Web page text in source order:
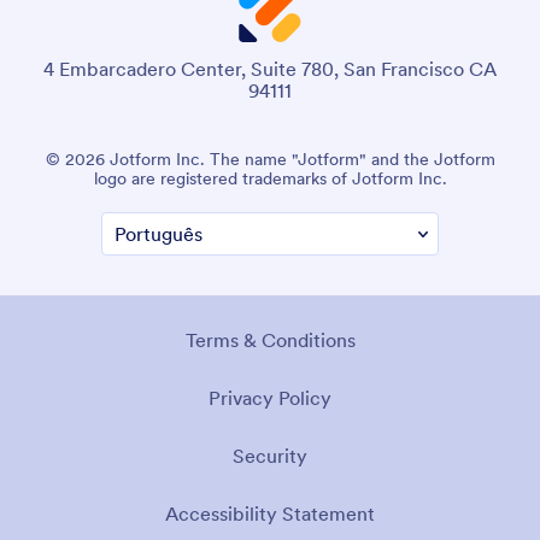
4 Embarcadero Center, Suite 780, San Francisco CA
94111
© 2026 Jotform Inc. The name "Jotform" and the Jotform
logo are registered trademarks of Jotform Inc.
Terms & Conditions
Privacy Policy
Security
Accessibility Statement